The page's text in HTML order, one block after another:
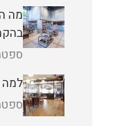
מה
ספטמבר
למה
ספטמבר